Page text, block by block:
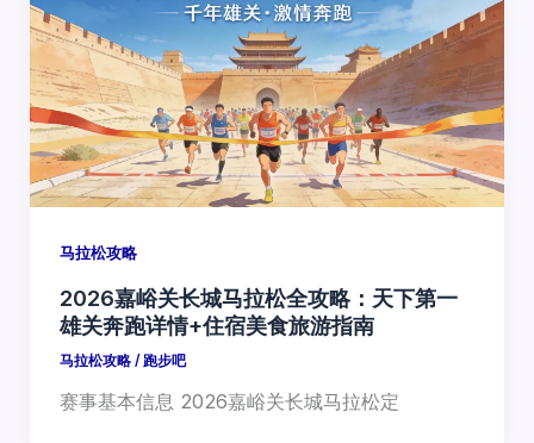
马拉松攻略
2026嘉峪关长城马拉松全攻略：天下第一
雄关奔跑详情+住宿美食旅游指南
马拉松攻略/ 跑步吧
赛事基本信息 2026嘉峪关长城马拉松定